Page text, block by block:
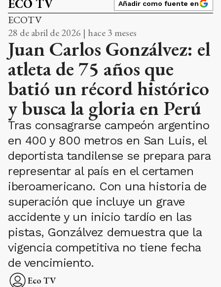
ECO TV Añadir como fuente en
ECOTV
28 de abril de 2026 | hace 3 meses
Juan Carlos Gonzálvez: el
atleta de 75 años que
batió un récord histórico
y busca la gloria en Perú
Tras consagrarse campeón argentino
en 400 y 800 metros en San Luis, el
deportista tandilense se prepara para
representar al país en el certamen
iberoamericano. Con una historia de
superación que incluye un grave
accidente y un inicio tardío en las
pistas, Gonzálvez demuestra que la
vigencia competitiva no tiene fecha
de vencimiento.
Eco TV